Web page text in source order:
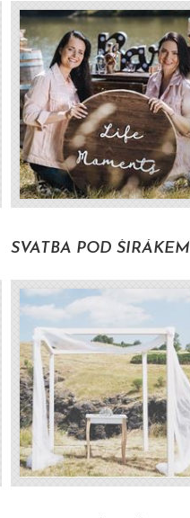
SVATBA POD ŠIRÁKEM